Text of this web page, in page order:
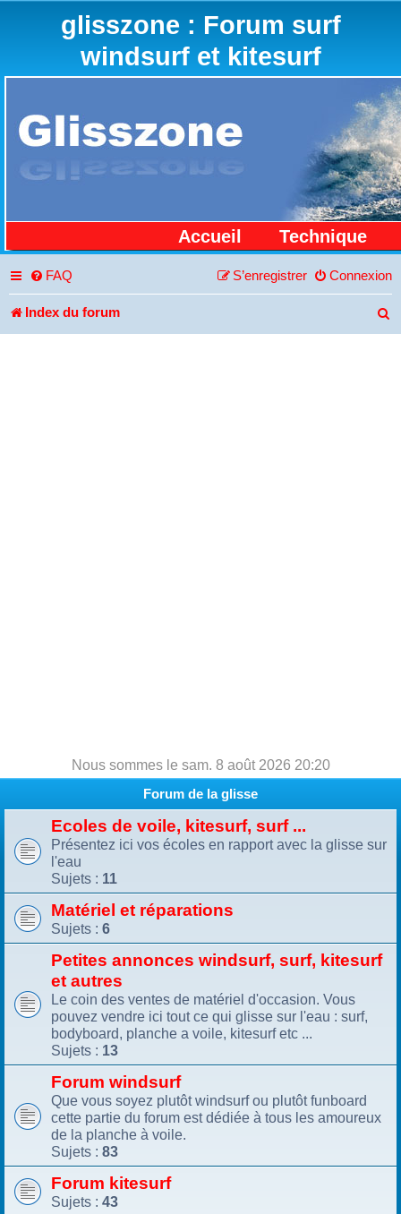
glisszone : Forum surf
windsurf et kitesurf
Accueil Technique
FAQ Connexion
S’enregistrer
Index du forum
Nous sommes le sam. 8 août 2026 20:20
Forum de la glisse
Ecoles de voile, kitesurf, surf ...
Présentez ici vos écoles en rapport avec la glisse sur
l'eau
Sujets : 11
Matériel et réparations
Sujets : 6
Petites annonces windsurf, surf, kitesurf
et autres
Le coin des ventes de matériel d'occasion. Vous
pouvez vendre ici tout ce qui glisse sur l'eau : surf,
bodyboard, planche a voile, kitesurf etc ...
Sujets : 13
Forum windsurf
Que vous soyez plutôt windsurf ou plutôt funboard
cette partie du forum est dédiée à tous les amoureux
de la planche à voile.
Sujets : 83
Forum kitesurf
Sujets : 43